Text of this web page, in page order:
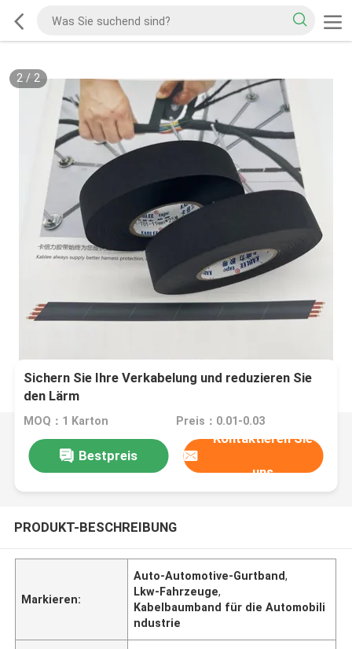
2/ 2
Sichern Sie Ihre Verkabelung und reduzieren Sie
den Lärm
MOQ：1 Karton Preis：0.01-0.03
Bestpreis
Kontaktieren Sie
uns
PRODUKT-BESCHREIBUNG
Markieren:
Auto-Automotive-Gurtband,
Lkw-Fahrzeuge,
Kabelbaumband für die Automobili
ndustrie